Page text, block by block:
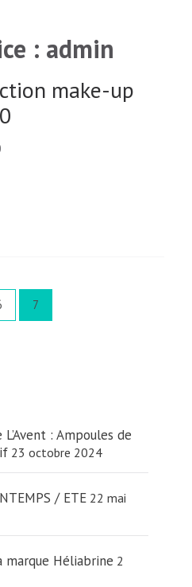
: admin
make-up
Page
7
: Ampoules de
23 octobre 2024
/ ETE 22 mai
marque Héliabrine 2